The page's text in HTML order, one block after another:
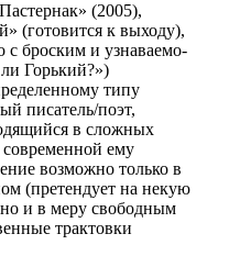
(2005),
(готовится к выходу),
броским и узнаваемо-
Горький?»)
типу
писатель/поэт,
в сложных
ему
возможно только в
(претендует на некую
но и в меру свободным
трактовки